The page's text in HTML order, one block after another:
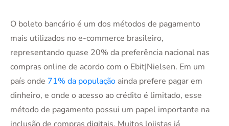
O boleto bancário é um dos métodos de pagamento
mais utilizados no e-commerce brasileiro,
representando quase 20% da preferência nacional nas
compras online de acordo com o Ebit|Nielsen. Em um
país onde 71% da população ainda prefere pagar em
dinheiro, e onde o acesso ao crédito é limitado, esse
método de pagamento possui um papel importante na